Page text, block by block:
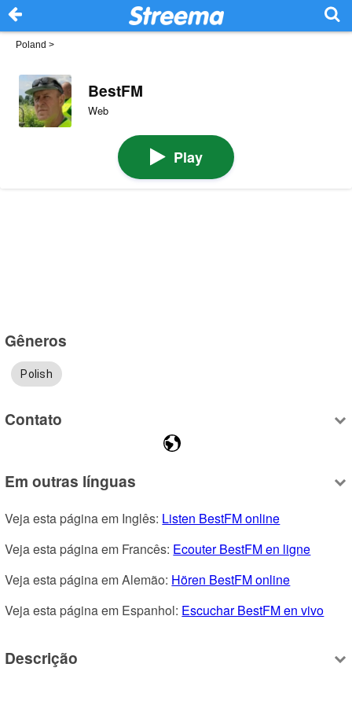
Poland >
BestFM
Web
Play
Gêneros
Polish
Contato
Em outras línguas
Veja esta página em Inglês: Listen BestFM online
Veja esta página em Francês: Ecouter BestFM en ligne
Veja esta página em Alemão: Hören BestFM online
Veja esta página em Espanhol: Escuchar BestFM en vivo
Descrição